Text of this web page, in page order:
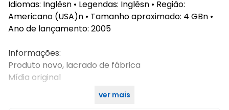
Idiomas: Inglêsn • Legendas: Inglêsn • Região:
Americano (USA)n • Tamanho aproximado: 4 GBn •
Ano de lançamento: 2005
Informações:
Produto novo, lacrado de fábrica
Mídia original
ver mais